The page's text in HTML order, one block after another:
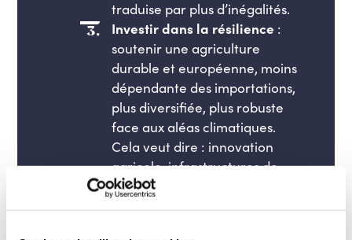
traduise par plus d’inégalités.
Investir dans la résilience :
soutenir une agriculture
durable et européenne, moins
dépendante des importations,
plus diversifiée, plus robuste
face aux aléas climatiques.
Cela veut dire : innovation
agricole, infrastructures de
stockage stratégiques, et
accompagnement juste de nos